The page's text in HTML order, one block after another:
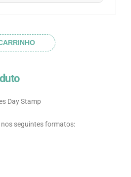
Day Stamp
seguintes formatos: